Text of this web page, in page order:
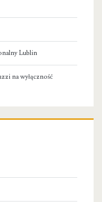
Lublin
na wyłączność